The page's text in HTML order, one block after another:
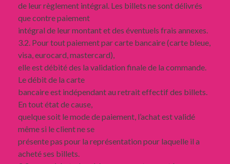
de leur règlement intégral. Les billets ne sont délivrés
que contre paiement
intégral de leur montant et des éventuels frais annexes.
3.2. Pour tout paiement par carte bancaire (carte bleue,
visa, eurocard, mastercard),
elle est débité des la validation finale de la commande.
Le débit de la carte
bancaire est indépendant au retrait effectif des billets.
En tout état de cause,
quelque soit le mode de paiement, l’achat est validé
même si le client ne se
présente pas pour la représentation pour laquelle il a
acheté ses billets.